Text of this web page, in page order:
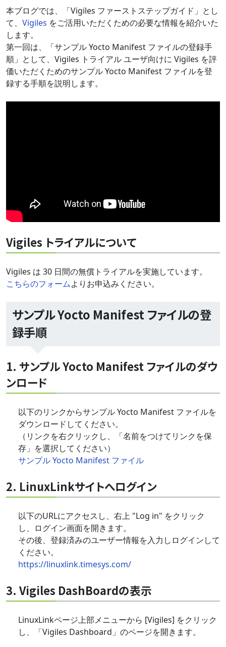
本ブログでは、「Vigiles ファーストステップガイド」とし
て、 Vigiles をご活用いただくための必要な情報を紹介いた
します。
第一回は、「サンプル Yocto Manifest ファイルの登録手
順」として、Vigiles トライアル ユーザ向けに Vigiles を評
価いただくためのサンプル Yocto Manifest ファイルを登
録する手順を説明します。
Vigiles トライアルについて
Vigiles は 30 日間の無償トライアルを実施しています。
こちらのフォームよりお申込みください。
サンプル Yocto Manifest ファイルの登
録手順
1. サンプル Yocto Manifest ファイルのダウ
ンロード
以下のリンクからサンプル Yocto Manifest ファイルを
ダウンロードしてください。
（リンクを右クリックし、「名前をつけてリンクを保
存」を選択してください）
サンプル Yocto Manifest ファイル
2. LinuxLinkサイトへログイン
以下のURLにアクセスし、右上 "Log in" をクリック
し、ログイン画面を開きます。
その後、登録済みのユーザー情報を入力しログインして
ください。
https://linuxlink.timesys.com/
3. Vigiles DashBoardの表示
LinuxLinkページ上部メニューから [Vigiles] をクリック
し、「Vigiles Dashboard」のページを開きます。